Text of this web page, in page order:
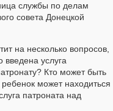
службы по делам
совета Донецкой
на несколько вопросов,
введена услуга
Кто может быть
может находиться
патроната над